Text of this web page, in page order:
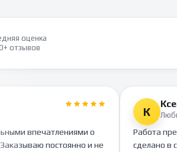
оценка
отзывов
впечатлениями о
постоянно и не
К
Работа
сделано в